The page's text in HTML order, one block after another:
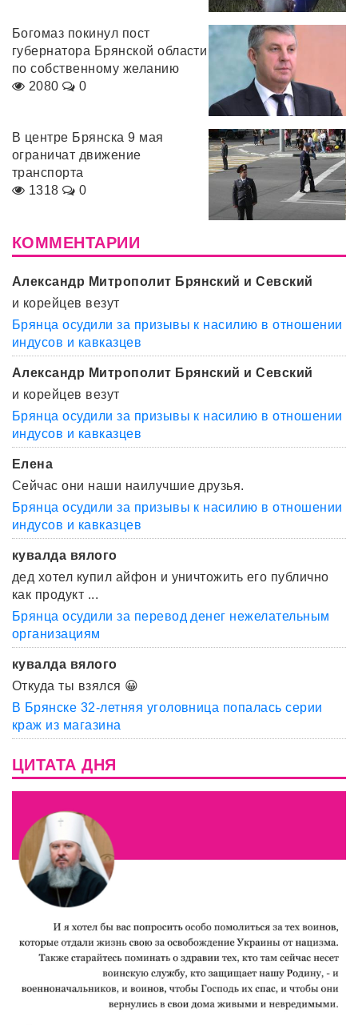
Богомаз покинул пост
губернатора Брянской области
по собственному желанию
2080
0
В центре Брянска 9 мая
ограничат движение
транспорта
1318
0
КОММЕНТАРИИ
Александр Митрополит Брянский и Севский
и корейцев везут
Брянца осудили за призывы к насилию в отношении
индусов и кавказцев
Александр Митрополит Брянский и Севский
и корейцев везут
Брянца осудили за призывы к насилию в отношении
индусов и кавказцев
Елена
Сейчас они наши наилучшие друзья.
Брянца осудили за призывы к насилию в отношении
индусов и кавказцев
кувалда вялого
дед хотел купил айфон и уничтожить его публично
как продукт ...
Брянца осудили за перевод денег нежелательным
организациям
кувалда вялого
Откуда ты взялся 😀
В Брянске 32-летняя уголовница попалась серии
краж из магазина
ЦИТАТА ДНЯ